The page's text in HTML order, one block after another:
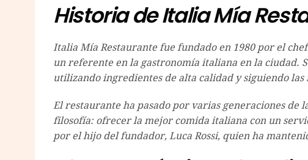
Historia de Italia Mía
Italia Mía Restaurante fue fundado en 1980 por el
un referente en la gastronomía italiana en la ciudad.
utilizando ingredientes de alta calidad y siguiendo
El restaurante ha pasado por varias generaciones de
filosofía: ofrecer la mejor comida italiana con un
por el hijo del fundador, Luca Rossi, quien ha